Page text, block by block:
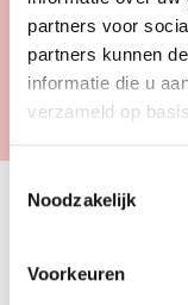
partners voor
partners kunnen
informatie die u
verzameld op
Noodzakelijk
Voorkeuren
Vorige
In de